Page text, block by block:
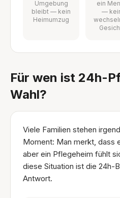
Umgebung
bleibt — kein
Heimumzug
ein
—
Für wen ist 24h-
Wahl?
Viele Familien stehen
Moment: Man merkt,
aber ein Pflegeheim fühlt
diese Situation ist die 24h-
Antwort.